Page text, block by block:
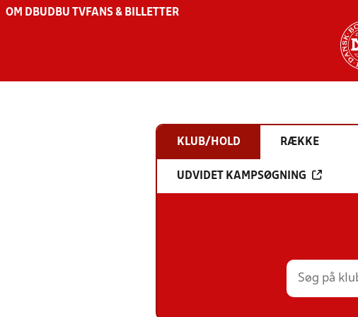
OM DBU DBU TV FANS & BILLETTER
KLUB/HOLD RÆKKE
UDVIDET KAMPSØGNING